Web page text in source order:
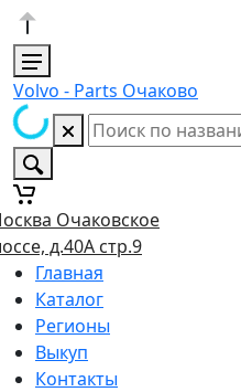
Volvo - Parts Очаково
Очаковское
д.40А стр.9
Главная
Каталог
Регионы
Выкуп
Контакты